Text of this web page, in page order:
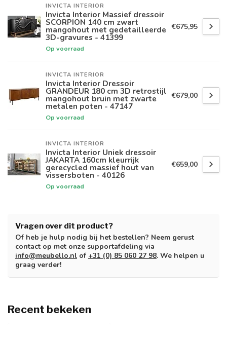
INVICTA INTERIOR
Invicta Interior Massief dressoir
SCORPION 140 cm zwart
mangohout met gedetailleerde
3D-gravures - 41399
Op voorraad
€675,95
INVICTA INTERIOR
Invicta Interior Dressoir
GRANDEUR 180 cm 3D retrostijl
mangohout bruin met zwarte
metalen poten - 47147
Op voorraad
€679,00
INVICTA INTERIOR
Invicta Interior Uniek dressoir
JAKARTA 160cm kleurrijk
gerecycled massief hout van
vissersboten - 40126
Op voorraad
€659,00
Vragen over dit product?
Of heb je hulp nodig bij het bestellen? Neem gerust
contact op met onze supportafdeling via
info@meubello.nl of +31 (0) 85 060 27 98. We helpen u
graag verder!
Recent bekeken